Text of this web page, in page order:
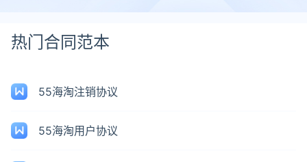
热门合同范本
55海淘注销协议
55海淘用户协议